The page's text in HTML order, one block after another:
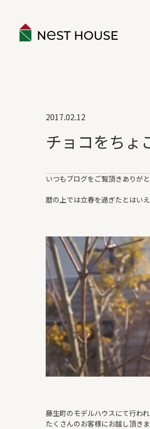
構造のこと
ネストハウ
保証とアフタ
WORKS
新築住宅
リフォーム
2017.02.12
チョコをちょ
いつもブログをご覧頂きありが
暦の上では立春を過ぎたとはい
藤生町のモデルハウスにて行わ
たくさんのお客様にお越し頂き